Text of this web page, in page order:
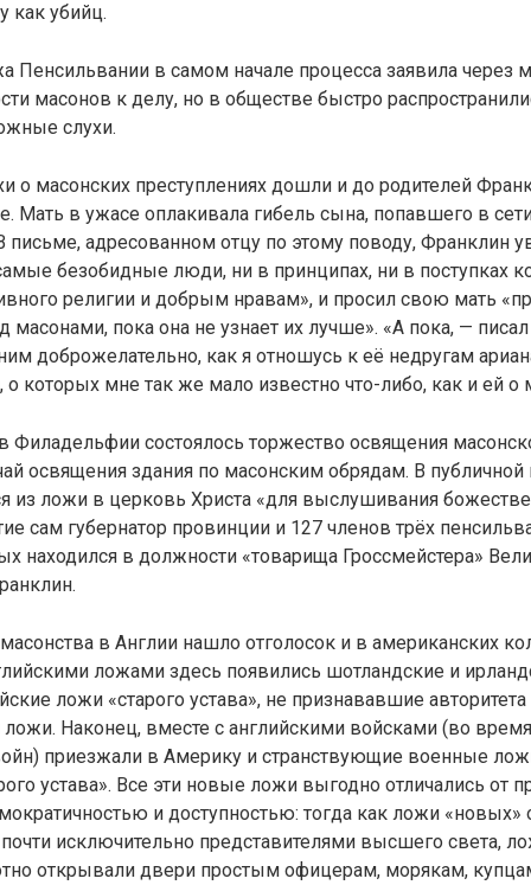
как убийц.
Пенсильвании в самом начале процесса заявила через
масонов к делу, но в обществе быстро
слухи.
о масонских преступлениях дошли и до родителей
Мать в ужасе оплакивала гибель сына, попавшего в
письме, адресованном отцу по этому поводу, Франклин
безобидные люди, ни в принципах, ни в поступках
религии и добрым нравам», и просил свою мать
масонами, пока она не узнает их лучше». «А пока, —
доброжелательно, как я отношусь к её недругам
которых мне так же мало известно что-либо, как и ей о
Филадельфии состоялось торжество освящения
освящения здания по масонским обрядам. В публичной
из ложи в церковь Христа «для выслушивания
сам губернатор провинции и 127 членов трёх
находился в должности «товарища Гроссмейстера»
в Англии нашло отголосок и в американских
ложами здесь появились шотландские и
ложи «старого устава», не признававшие
Наконец, вместе с английскими войсками (во
приезжали в Америку и странствующие военные
устава». Все эти новые ложи выгодно отличались от
и доступностью: тогда как ложи «новых»
исключительно представителями высшего света,
открывали двери простым офицерам, морякам,